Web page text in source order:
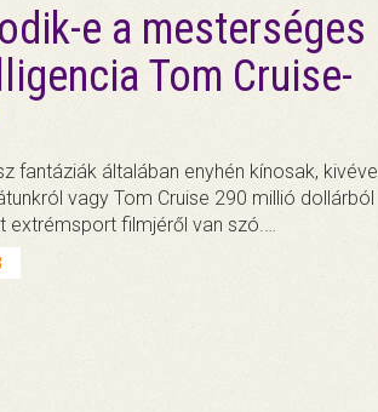
e a mesterséges
Tom Cruise-
fantáziák általában enyhén kínosak, kivéve
vagy Tom Cruise 290 millió dollárból
extrémsport filmjéről van szó.…